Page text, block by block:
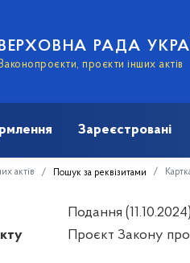
РАДА
проєкти інших актів
Зареєстровані
актів Пошук за реквізитами
Подання
Проєкт Закону про